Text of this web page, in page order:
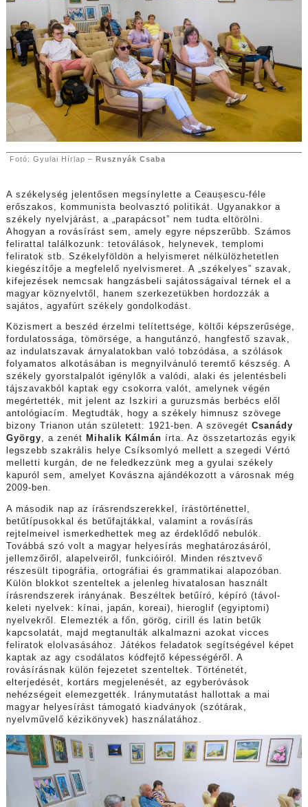
Fotó: Gyulai Hírlap – Rusznyák Csaba
A székelység jelentősen megsínylette a Ceaușescu-féle
erőszakos, kommunista beolvasztó politikát. Ugyanakkor a
székely nyelvjárást, a „parapácsot” nem tudta eltörölni.
Ahogyan a rovásírást sem, amely egyre népszerűbb. Számos
felirattal találkozunk: tetoválások, helynevek, templomi
feliratok stb. Székelyföldön a helyismeret nélkülözhetetlen
kiegészítője a megfelelő nyelvismeret. A „székelyes” szavak,
kifejezések nemcsak hangzásbeli sajátosságaival térnek el a
magyar köznyelvtől, hanem szerkezetükben hordozzák a
sajátos, agyafúrt székely gondolkodást.
Közismert a beszéd érzelmi telítettsége, költői képszerűsége,
fordulatossága, tömörsége, a hangutánzó, hangfestő szavak,
az indulatszavak árnyalatokban való tobzódása, a szólások
folyamatos alkotásában is megnyilvánuló teremtő készség. A
székely gyorstalpalót igénylők a valódi, alaki és jelentésbeli
tájszavakból kaptak egy csokorra valót, amelynek végén
megértették, mit jelent az Iszkiri a guruzsmás berbécs elől
antológiacím. Megtudták, hogy a székely himnusz szövege
bizony Trianon után született: 1921-ben. A szövegét Csanády
György, a zenét Mihalik Kálmán írta. Az összetartozás egyik
legszebb szakrális helye Csíksomlyó mellett a szegedi Vértó
melletti kurgán, de ne feledkezzünk meg a gyulai székely
kapuról sem, amelyet Kovászna ajándékozott a városnak még
2009-ben.
A második nap az írásrendszerekkel, írástörténettel,
betűtípusokkal és betűfajtákkal, valamint a rovásírás
rejtelmeivel ismerkedhettek meg az érdeklődő nebulók.
Továbbá szó volt a magyar helyesírás meghatározásáról,
jellemzőiről, alapelveiről, funkcióiról. Minden résztvevő
részesült tipográfia, ortográfiai és grammatikai alapozóban.
Külön blokkot szenteltek a jelenleg hivatalosan használt
írásrendszerek irányának. Beszéltek betűíró, képíró (távol-
keleti nyelvek: kínai, japán, koreai), hieroglif (egyiptomi)
nyelvekről. Elemezték a főn, görög, cirill és latin betűk
kapcsolatát, majd megtanulták alkalmazni azokat vicces
feliratok elolvasásához. Játékos feladatok segítségével képet
kaptak az agy csodálatos kódfejtő képességéről. A
rovásírásnak külön fejezetet szenteltek. Történetét,
elterjedését, kortárs megjelenését, az egyberóvások
nehézségeit elemezgették. Iránymutatást hallottak a mai
magyar helyesírást támogató kiadványok (szótárak,
nyelvművelő kézikönyvek) használatához.